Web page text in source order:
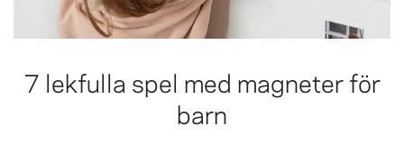
7 lekfulla spel med magneter för
barn